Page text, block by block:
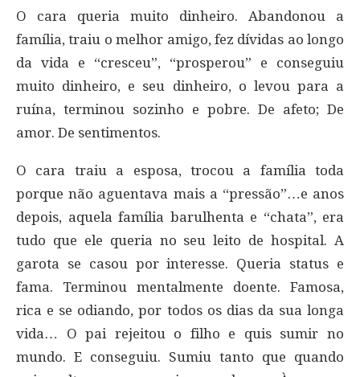
O cara queria muito dinheiro. Abandonou a
família, traiu o melhor amigo, fez dívidas ao longo
da vida e “cresceu”, “prosperou” e conseguiu
muito dinheiro, e seu dinheiro, o levou para a
ruína, terminou sozinho e pobre. De afeto; De
amor. De sentimentos.
O cara traiu a esposa, trocou a família toda
porque não aguentava mais a “pressão”…e anos
depois, aquela família barulhenta e “chata”, era
tudo que ele queria no seu leito de hospital. A
garota se casou por interesse. Queria status e
fama. Terminou mentalmente doente. Famosa,
rica e se odiando, por todos os dias da sua longa
vida… O pai rejeitou o filho e quis sumir no
mundo. E conseguiu. Sumiu tanto que quando